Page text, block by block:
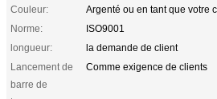
Couleur:
Argenté ou en tant que votre
Norme:
ISO9001
longueur:
la demande de client
Lancement de
barre de
Comme exigence de clients